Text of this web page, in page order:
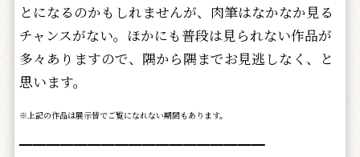
とになるのかもしれませんが、肉筆はなかなか見る
チャンスがない。ほかにも普段は見られない作品が
多々ありますので、隅から隅までお見逃しなく、と
思います。
※上記の作品は展示替でご覧になれない期間もあります。
━━━━━━━━━━━━━━━━━━